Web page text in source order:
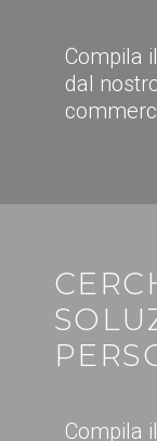
Compila
dal
Compila